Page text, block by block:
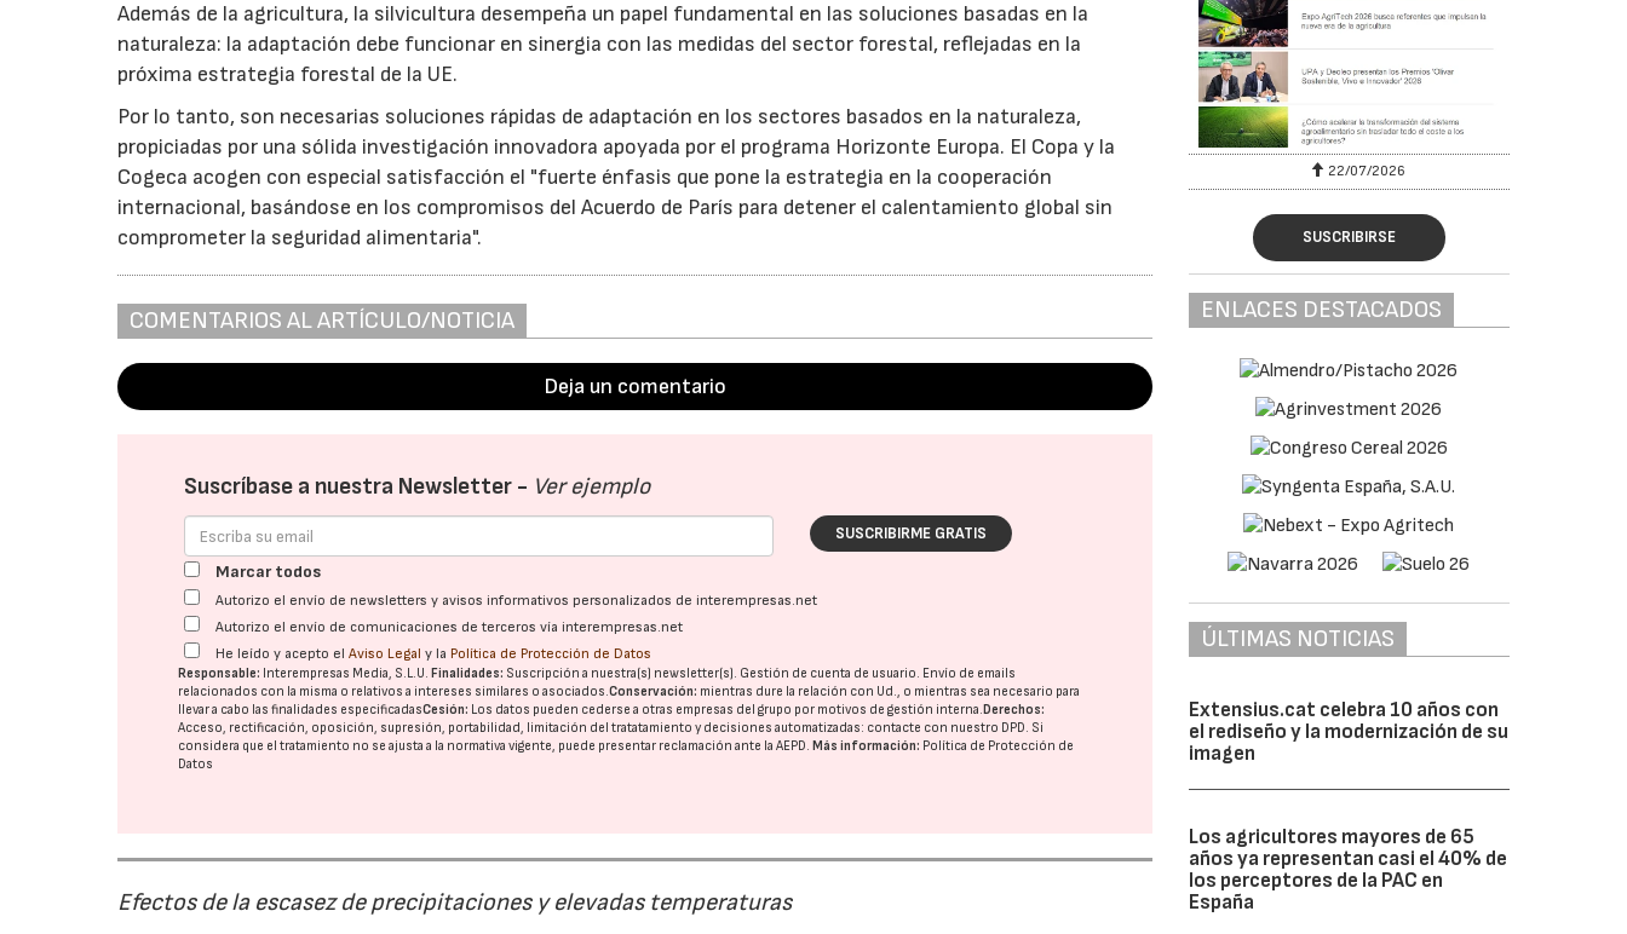
Además de la agricultura, la silvicultura desempeña un papel fundamental en las soluciones basadas en la
naturaleza: la adaptación debe funcionar en sinergia con las medidas del sector forestal, reflejadas en la
próxima estrategia forestal de la UE.
Por lo tanto, son necesarias soluciones rápidas de adaptación en los sectores basados en la naturaleza,
propiciadas por una sólida investigación innovadora apoyada por el programa Horizonte Europa. El Copa y la
Cogeca acogen con especial satisfacción el "fuerte énfasis que pone la estrategia en la cooperación
internacional, basándose en los compromisos del Acuerdo de París para detener el calentamiento global sin
comprometer la seguridad alimentaria".
COMENTARIOS AL ARTÍCULO/NOTICIA
Deja un comentario
Suscríbase a nuestra Newsletter - Ver ejemplo
SUSCRIBIRME GRATIS
Marcar todos
Autorizo el envío de newsletters y avisos informativos personalizados de interempresas.net
Autorizo el envío de comunicaciones de terceros vía interempresas.net
He leído y acepto elAviso Legal y la Política de Protección de Datos
Responsable: Interempresas Media, S.L.U. Finalidades: Suscripción a nuestra(s) newsletter(s). Gestión de cuenta de usuario. Envío de emails
relacionados con la misma o relativos a intereses similares o asociados.Conservación: mientras dure la relación con Ud., o mientras sea necesario para
llevar a cabo las finalidades especificadasCesión: Los datos pueden cederse a otras empresas del grupo por motivos de gestión interna. Derechos:
Acceso, rectificación, oposición, supresión, portabilidad, limitación del tratatamiento y decisiones automatizadas: contacte con nuestro DPD. Si
considera que el tratamiento no se ajusta a la normativa vigente, puede presentar reclamación ante laAEPD. Más información: Política de Protección de
Datos
Efectos de la escasez de precipitaciones y elevadas temperaturas
22/07/2026 29/07/2026 22/07/2026
SUSCRIBIRSE
ENLACES DESTACADOS
ÚLTIMAS NOTICIAS
Extensius.cat celebra 10 años con
el rediseño y la modernización de su
imagen
Los agricultores mayores de 65
años ya representan casi el 40% de
los perceptores de la PAC en
España